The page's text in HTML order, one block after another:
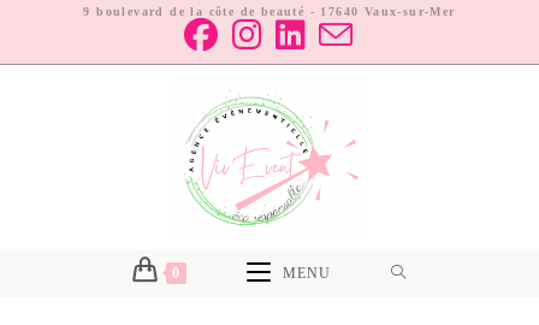
9 boulevard de la côte de beauté - 17640 Vaux-sur-Mer
0 MENU